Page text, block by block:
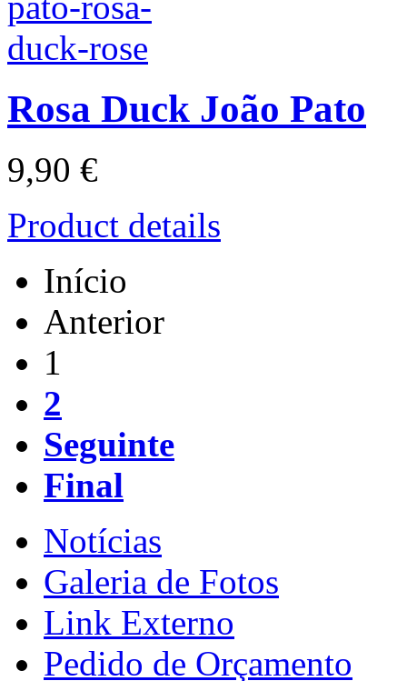
Rosa Duck João Pato
9,90 €
Product details
Início
Anterior
1
2
Seguinte
Final
Notícias
Galeria de Fotos
Link Externo
Pedido de Orçamento